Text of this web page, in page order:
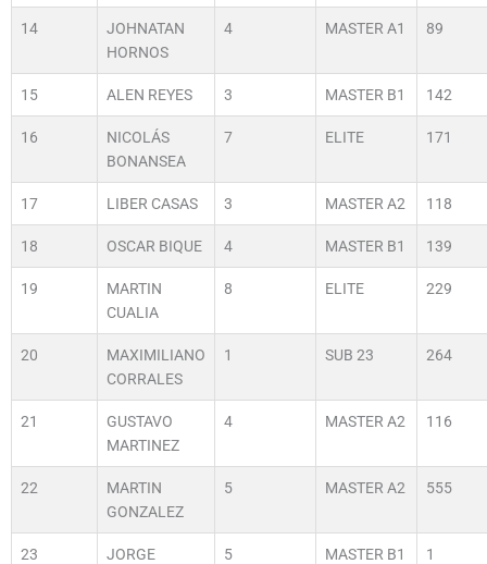
14
JOHNATAN
HORNOS
4 MASTER A1 89
15 ALEN REYES 3 MASTER B1 142
16
NICOLÁS
BONANSEA
7 ELITE 171
17 LIBER CASAS 3 MASTER A2 118
18 OSCAR BIQUE 4 MASTER B1 139
19
MARTIN
CUALIA
8 ELITE 229
20
MAXIMILIANO
CORRALES
1 SUB 23 264
21
GUSTAVO
MARTINEZ
4 MASTER A2 116
22
MARTIN
GONZALEZ
5 MASTER A2 555
23
JORGE
5 MASTER B1 1